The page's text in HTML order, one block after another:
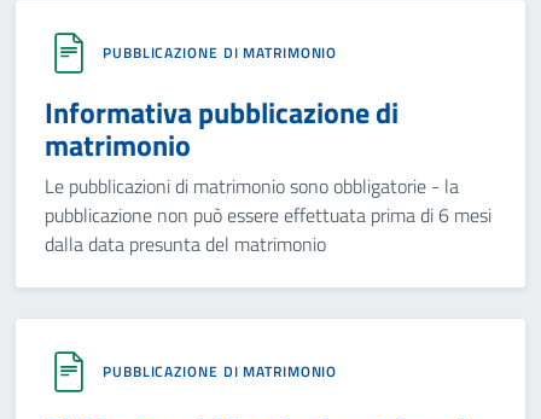
PUBBLICAZIONE DI MATRIMONIO
Informativa pubblicazione di
matrimonio
Le pubblicazioni di matrimonio sono obbligatorie - la
pubblicazione non può essere effettuata prima di 6 mesi
dalla data presunta del matrimonio
PUBBLICAZIONE DI MATRIMONIO